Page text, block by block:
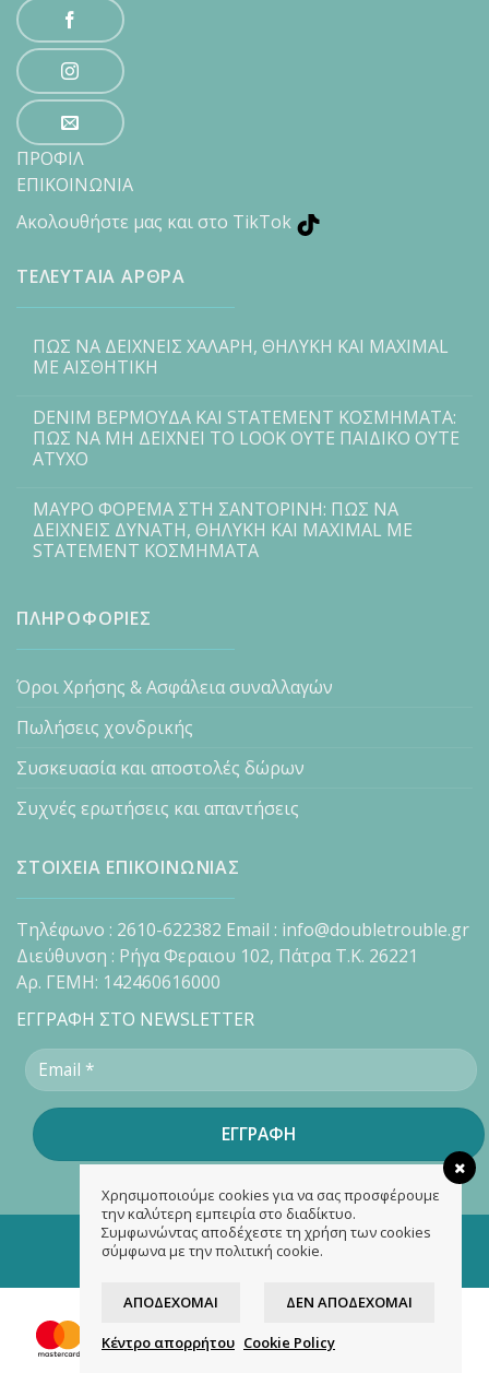
ΠΡΟΦΙΛ
ΕΠΙΚΟΙΝΩΝΙΑ
Ακολουθήστε μας και στο TikTok
ΤΕΛΕΥΤΑΙΑ ΑΡΘΡΑ
ΠΩΣ ΝΑ ΔΕΙΧΝΕΙΣ ΧΑΛΑΡΗ, ΘΗΛΥΚΗ ΚΑΙ MAXIMAL
ΜΕ ΑΙΣΘΗΤΙΚΗ
DENIM ΒΕΡΜΟΥΔΑ ΚΑΙ STATEMENT ΚΟΣΜΗΜΑΤΑ:
ΠΩΣ ΝΑ ΜΗ ΔΕΙΧΝΕΙ ΤΟ LOOK ΟΥΤΕ ΠΑΙΔΙΚΟ ΟΥΤΕ
ΑΤΥΧΟ
ΜΑΥΡΟ ΦΟΡΕΜΑ ΣΤΗ ΣΑΝΤΟΡΙΝΗ: ΠΩΣ ΝΑ
ΔΕΙΧΝΕΙΣ ΔΥΝΑΤΗ, ΘΗΛΥΚΗ ΚΑΙ MAXIMAL ΜΕ
STATEMENT ΚΟΣΜΗΜΑΤΑ
ΠΛΗΡΟΦΟΡΙΕΣ
Όροι Χρήσης & Ασφάλεια συναλλαγών
Πωλήσεις χονδρικής
Συσκευασία και αποστολές δώρων
Συχνές ερωτήσεις και απαντήσεις
ΣΤΟΙΧΕΙΑ ΕΠΙΚΟΙΝΩΝΙΑΣ
Τηλέφωνο : 2610-622382 Email : info@doubletrouble.gr
Διεύθυνση : Ρήγα Φεραιου 102, Πάτρα Τ.Κ. 26221
Αρ. ΓΕΜΗ: 142460616000
ΕΓΓΡΑΦΗ ΣΤΟ NEWSLETTER
Copyright 2026 ©doubletrouble.gr
Designed & developed by
Χρησιμοποιούμε cookies για να σας προσφέρουμε
την καλύτερη εμπειρία στο διαδίκτυο.
Συμφωνώντας αποδέχεστε τη χρήση των cookies
σύμφωνα με την πολιτική cookie.
ΑΠΟΔΈΧΟΜΑΙ ΔΕΝ ΑΠΟΔΈΧΟΜΑΙ
Κέντρο απορρήτου Cookie Policy